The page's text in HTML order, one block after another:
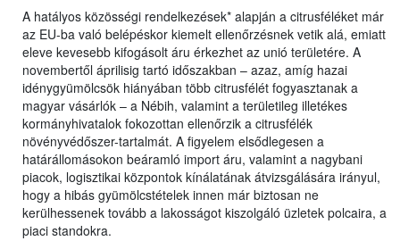
A hatályos közösségi rendelkezések* alapján a citrusféléket már
az EU-ba való belépéskor kiemelt ellenőrzésnek vetik alá, emiatt
eleve kevesebb kifogásolt áru érkezhet az unió területére. A
novembertől áprilisig tartó időszakban – azaz, amíg hazai
idénygyümölcsök hiányában több citrusfélét fogyasztanak a
magyar vásárlók – a Nébih, valamint a területileg illetékes
kormányhivatalok fokozottan ellenőrzik a citrusfélék
növényvédőszer-tartalmát. A figyelem elsődlegesen a
határállomásokon beáramló import áru, valamint a nagybani
piacok, logisztikai központok kínálatának átvizsgálására irányul,
hogy a hibás gyümölcstételek innen már biztosan ne
kerülhessenek tovább a lakosságot kiszolgáló üzletek polcaira, a
piaci standokra.